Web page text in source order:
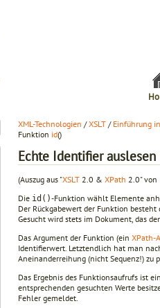
XML-Technologien /XSLT / Einführung
Funktion id()
Echte Identifier
(Auszug aus "XSLT 2.0 & XPath 2.0" von
Die id()-Funktion wählt Elemente
Der Rückga­bewert der Funktion
Gesucht wird stets im Dokument, das
Das Argument der Funktion (ein XPath-
Identifierwert. Letztendlich hat man
Aneinanderreihung (nicht Sequenz!) zu
Das Ergebnis des Funktionsaufrufs ist
ent­sprechenden gesuchten Werte
Fehler gemel­det.